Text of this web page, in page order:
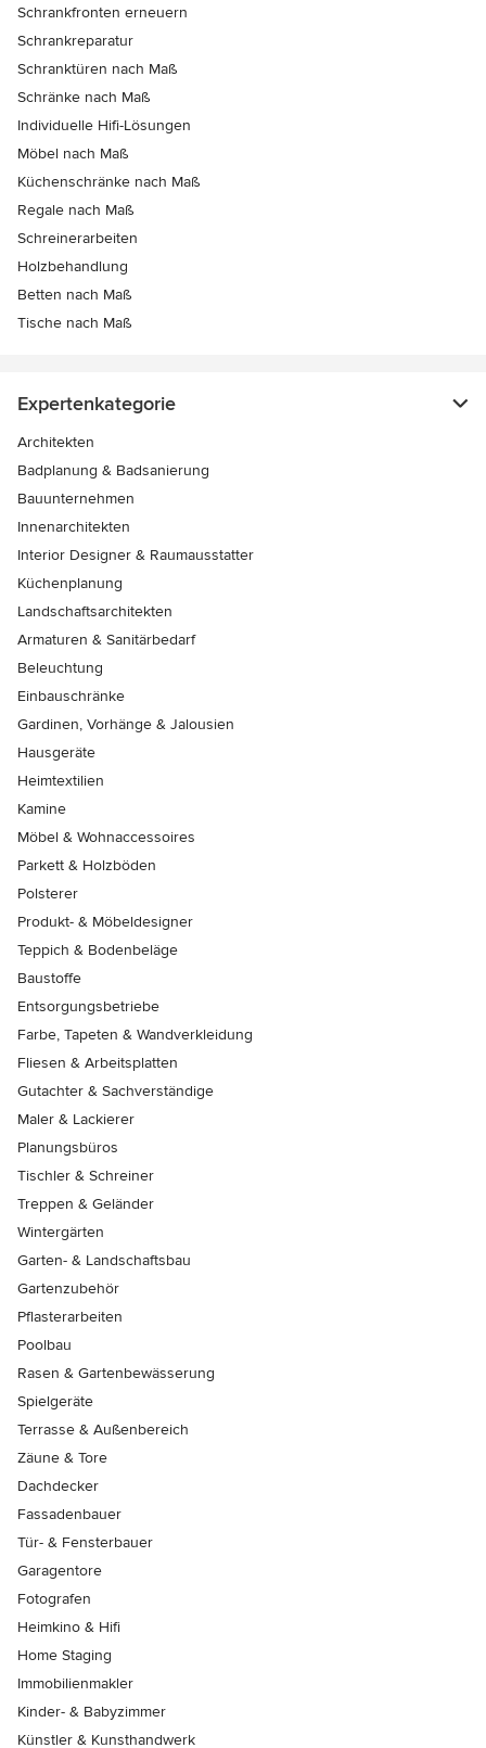
Schrankfronten erneuern
Schrankreparatur
Schranktüren nach Maß
Schränke nach Maß
Individuelle Hifi-Lösungen
Möbel nach Maß
Küchenschränke nach Maß
Regale nach Maß
Schreinerarbeiten
Holzbehandlung
Betten nach Maß
Tische nach Maß
Expertenkategorie
Architekten
Badplanung & Badsanierung
Bauunternehmen
Innenarchitekten
Interior Designer & Raumausstatter
Küchenplanung
Landschaftsarchitekten
Armaturen & Sanitärbedarf
Beleuchtung
Einbauschränke
Gardinen, Vorhänge & Jalousien
Hausgeräte
Heimtextilien
Kamine
Möbel & Wohnaccessoires
Parkett & Holzböden
Polsterer
Produkt- & Möbeldesigner
Teppich & Bodenbeläge
Baustoffe
Entsorgungsbetriebe
Farbe, Tapeten & Wandverkleidung
Fliesen & Arbeitsplatten
Gutachter & Sachverständige
Maler & Lackierer
Planungsbüros
Tischler & Schreiner
Treppen & Geländer
Wintergärten
Garten- & Landschaftsbau
Gartenzubehör
Pflasterarbeiten
Poolbau
Rasen & Gartenbewässerung
Spielgeräte
Terrasse & Außenbereich
Zäune & Tore
Dachdecker
Fassadenbauer
Tür- & Fensterbauer
Garagentore
Fotografen
Heimkino & Hifi
Home Staging
Immobilienmakler
Kinder- & Babyzimmer
Künstler & Kunsthandwerk